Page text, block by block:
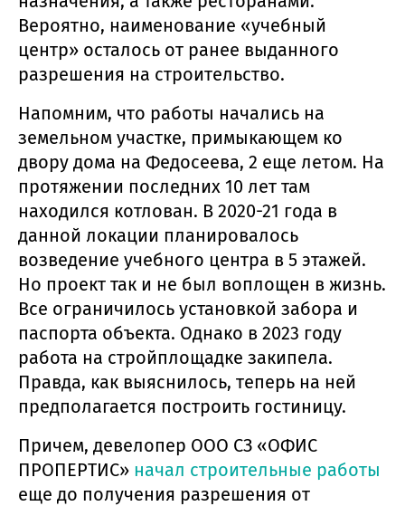
Вероятно, наименование «учебный
центр» осталось от ранее выданного
разрешения на строительство.
Напомним, что работы начались на
земельном участке, примыкающем ко
двору дома на Федосеева, 2 еще летом. На
протяжении последних 10 лет там
находился котлован. В 2020-21 года в
данной локации планировалось
возведение учебного центра в 5 этажей.
Но проект так и не был воплощен в жизнь.
Все ограничилось установкой забора и
паспорта объекта. Однако в 2023 году
работа на стройплощадке закипела.
Правда, как выяснилось, теперь на ней
предполагается построить гостиницу.
Причем, девелопер ООО СЗ «ОФИС
ПРОПЕРТИС» начал строительные работы
еще до получения разрешения от